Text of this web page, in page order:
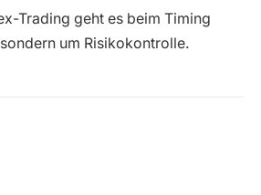
Trading geht es beim Timing
um Risikokontrolle.